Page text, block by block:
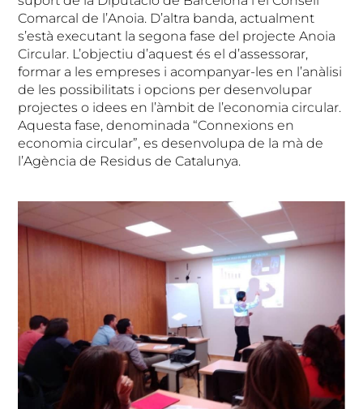
Comarcal de l’Anoia. D’altra banda, actualment
s’està executant la segona fase del projecte Anoia
Circular. L’objectiu d’aquest és el d’assessorar,
formar a les empreses i acompanyar-les en l’anàlisi
de les possibilitats i opcions per desenvolupar
projectes o idees en l’àmbit de l’economia circular.
Aquesta fase, denominada “Connexions en
economia circular”, es desenvolupa de la mà de
l’Agència de Residus de Catalunya.